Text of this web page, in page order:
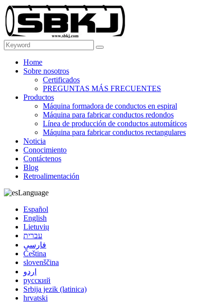
Home
Sobre nosotros
Certificados
PREGUNTAS MÁS FRECUENTES
Productos
Máquina formadora de conductos en espiral
Máquina para fabricar conductos redondos
Línea de producción de conductos automáticos
Máquina para fabricar conductos rectangulares
Noticia
Conocimiento
Contáctenos
Blog
Retroalimentación
Language
Español
English
Lietuvių
עברית
فارسی
Čeština
slovenščina
اردو
русский
Srbija jezik (latinica)
hrvatski